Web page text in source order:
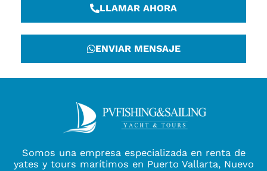
LLAMAR AHORA
ENVIAR MENSAJE
Somos una empresa especializada en renta de
yates y tours marítimos en Puerto Vallarta, Nuevo